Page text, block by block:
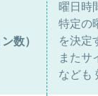
数）
曜日時
特定の
を決定
またサ
なども